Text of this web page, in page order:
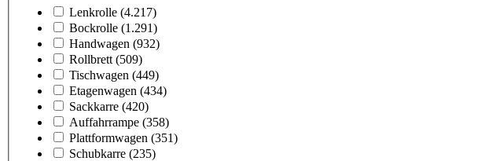
Lenkrolle (4.217)
Bockrolle (1.291)
Handwagen (932)
Rollbrett (509)
Tischwagen (449)
Etagenwagen (434)
Sackkarre (420)
Auffahrrampe (358)
Plattformwagen (351)
Schubkarre (235)